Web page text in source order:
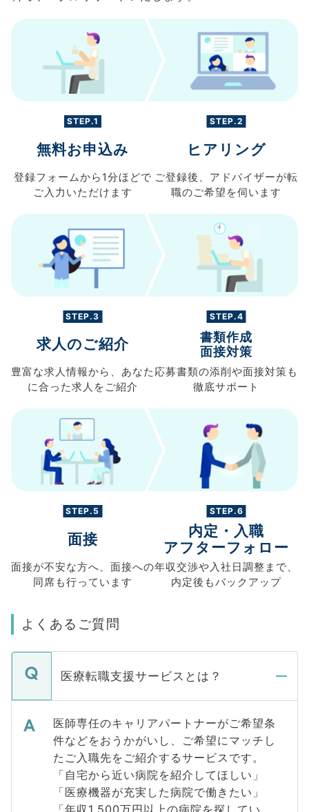
STEP.1
無料お申込み
登録フォームから 1分ほどで
ご入力 いただけます
STEP.2
ヒアリング
ご登録後、 アドバイザーが転
職のご希望を伺います
STEP.3
求人のご紹介
豊富な求人情報から、 あなた
に合った求人を ご紹介
STEP.4
書類作成
面接対策
応募書類の添削や面接対策も
徹底サポート
STEP.5
面接
面接が不安な方へ、 面接への
同席も行っています
STEP.6
内定・入職
アフターフォロー
年収交渉や入社日調整まで、
内定後もバックアップ
よくあるご質問
医療転職支援サービスとは？
医師専任のキャリアパートナーがご希望条
件などをおうかがいし、ご希望にマッチし
たご入職先をご紹介するサービスです。
「自宅から近い病院を紹介してほしい」
「医療機器が充実した病院で働きたい」
「年収1,500万円以上の病院を探してい